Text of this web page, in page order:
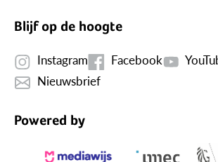
Blijf op de hoogte
Instagram Facebook
Nieuwsbrief
Powered by